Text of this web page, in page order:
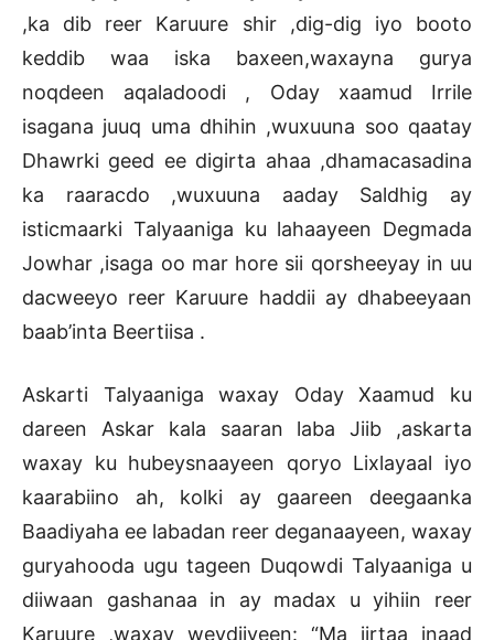
,ka dib reer Karuure shir ,dig-dig iyo booto
keddib waa iska baxeen,waxayna gurya
noqdeen aqaladoodi , Oday xaamud Irrile
isagana juuq uma dhihin ,wuxuuna soo qaatay
Dhawrki geed ee digirta ahaa ,dhamacasadina
ka raaracdo ,wuxuuna aaday Saldhig ay
isticmaarki Talyaaniga ku lahaayeen Degmada
Jowhar ,isaga oo mar hore sii qorsheeyay in uu
dacweeyo reer Karuure haddii ay dhabeeyaan
baab’inta Beertiisa .
Askarti Talyaaniga waxay Oday Xaamud ku
dareen Askar kala saaran laba Jiib ,askarta
waxay ku hubeysnaayeen qoryo Lixlayaal iyo
kaarabiino ah, kolki ay gaareen deegaanka
Baadiyaha ee labadan reer deganaayeen, waxay
guryahooda ugu tageen Duqowdi Talyaaniga u
diiwaan gashanaa in ay madax u yihiin reer
Karuure ,waxay weydiiyeen: “Ma jirtaa inaad